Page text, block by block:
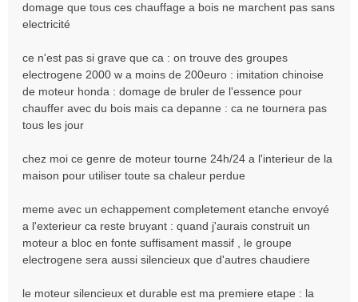
s
s
g
e
n
l
domage que tous ces chauffage a bois ne marchent pas sans
electricité
ce n'est pas si grave que ca : on trouve des groupes
electrogene 2000 w a moins de 200euro : imitation chinoise
de moteur honda : domage de bruler de l'essence pour
chauffer avec du bois mais ca depanne : ca ne tournera pas
tous les jour
chez moi ce genre de moteur tourne 24h/24 a l'interieur de la
maison pour utiliser toute sa chaleur perdue
meme avec un echappement completement etanche envoyé
a l'exterieur ca reste bruyant : quand j'aurais construit un
moteur a bloc en fonte suffisament massif , le groupe
electrogene sera aussi silencieux que d'autres chaudiere
le moteur silencieux et durable est ma premiere etape : la